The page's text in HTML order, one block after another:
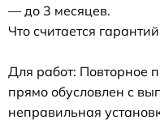
— до 3 месяцев.
Что считается
Для работ: Повторное
прямо обусловлен с
неправильная